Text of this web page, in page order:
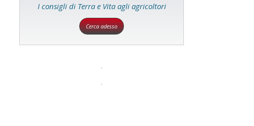
I consigli di Terra e Vita agli agricoltori
Cerca adesso